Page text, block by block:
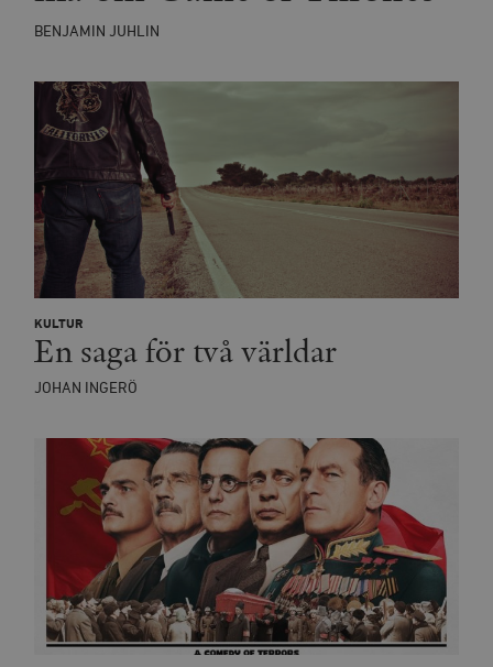
BENJAMIN JUHLIN
KULTUR
En saga för två världar
JOHAN INGERÖ